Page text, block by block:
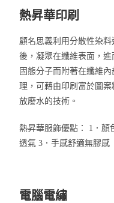
熱昇華印刷
顧名思義利用分散性染
後，凝聚在纖維表面，
固態分子而附著在纖維
理，可藉由印刷富於圖
放廢水的技術。
熱昇華服飾優點： 1．顏
透氣 3．手感舒適無膠感
電腦電繡